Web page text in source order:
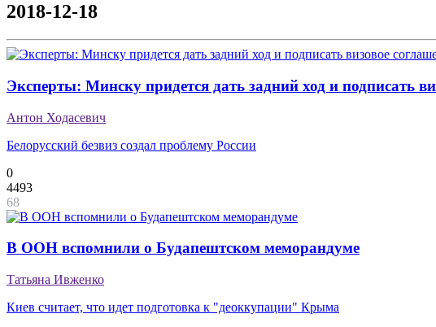
2018-12-18
Эксперты: Минску придется дать задний ход и подписать
Антон Ходасевич
Белорусский безвиз создал проблему России
0
4493
68
В ООН вспомнили о Будапештском меморандуме
Татьяна Ивженко
Киев считает, что идет подготовка к "деоккупации" Крыма